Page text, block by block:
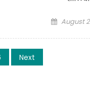
Posted
August
Next